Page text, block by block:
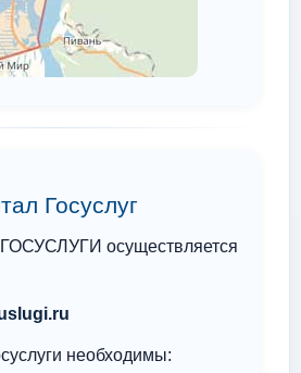
Госуслуг
осуществляется
необходимы: